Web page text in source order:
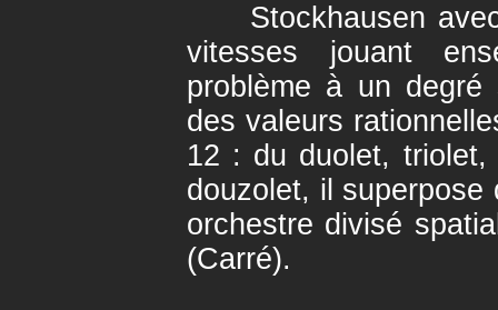
Stockhausen avec
vitesses jouant
problème à un
des valeurs
12 : du duolet, triolet,
douzolet, il superpose
orchestre divisé
(Carré).